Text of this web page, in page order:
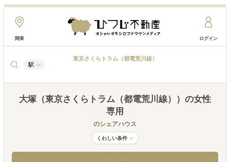
関東 ログイン
駅
東京さくらトラム（都電荒川線）
大塚（東京さくらトラム（都電荒川線）） の女性
専用
のシェアハウス
くわしい条件